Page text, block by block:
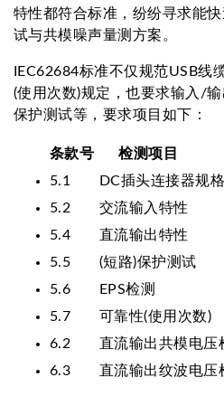
特性都符合标准，纷纷寻求能
试与共模噪声量测方案。
IEC62684标准不仅规范USB线
(使用次数)规定，也要求输入/输
保护测试等，要求项目如下：
条款号 检测项目
5.1 DC插头连接器规格
5.2 交流输入特性
5.4 直流输出特性
5.5 (短路)保护测试
5.6 EPS检测
5.7 可靠性(使用次数)
6.2 直流输出共模电压
6.3 直流输出纹波电压